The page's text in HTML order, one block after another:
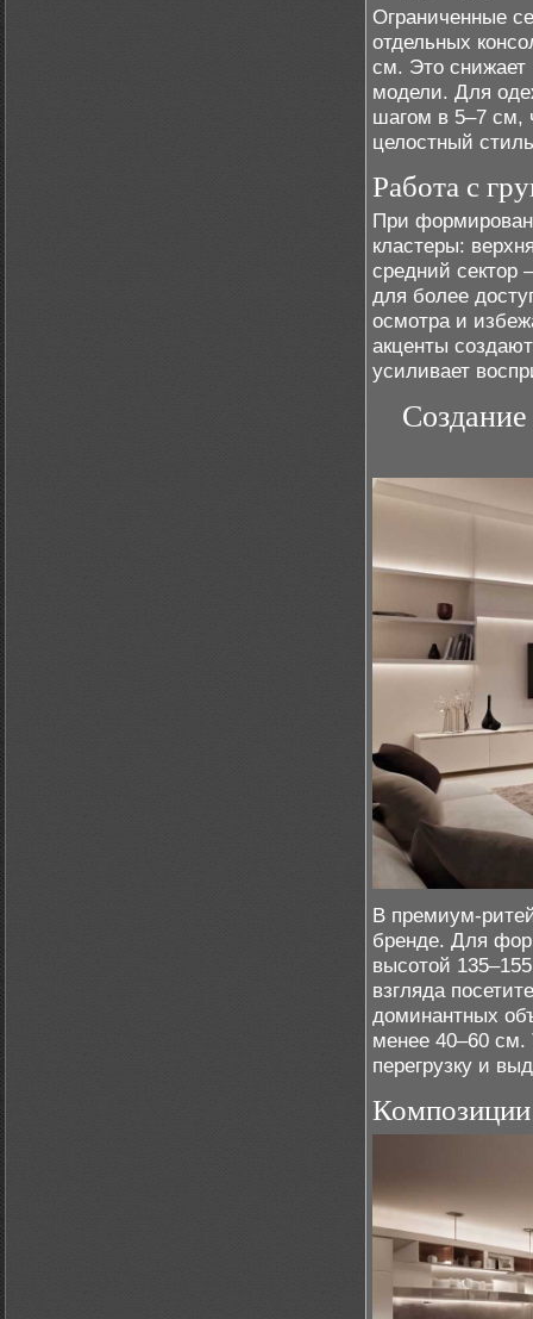
Ограниченные
отдельных
см. Это снижает
модели. Для
шагом в 5–7 см,
целостный
Работа с
При
кластеры:
средний сектор
для более
осмотра и
акценты
усиливает
В премиум-
бренде. Для
высотой
взгляда
доминантных
менее 40–60 см.
перегрузку и
Композиции